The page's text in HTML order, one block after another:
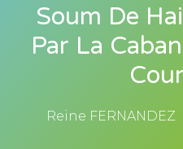
Soum De
Par La
Reine FERNANDEZ